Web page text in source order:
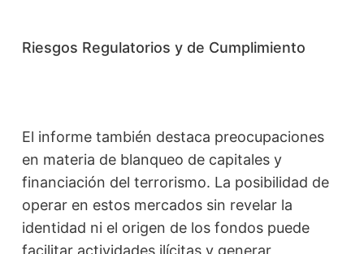
Riesgos Regulatorios y de Cumplimiento
El informe también destaca preocupaciones
en materia de blanqueo de capitales y
financiación del terrorismo. La posibilidad de
operar en estos mercados sin revelar la
identidad ni el origen de los fondos puede
facilitar actividades ilícitas y generar